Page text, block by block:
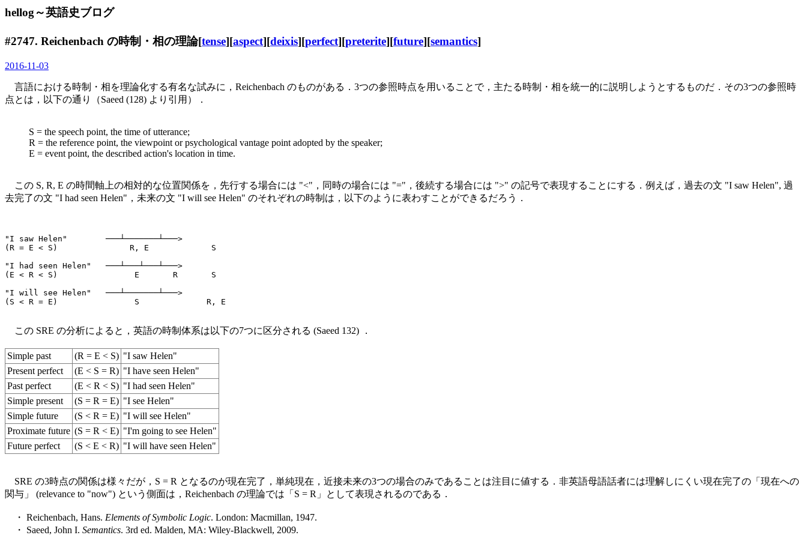
hellog～英語史ブログ
#2747. Reichenbach の時制・相の理論[tense][aspect][deixis][perfect][preterite][future][semantics]
2016-11-03
言語における時制・相を理論化する有名な試みに，Reichenbach のものがある．3つの参照時点を用いることで，主たる時制・相を統一的に説明しようとするものだ．その3つの参照時
点とは，以下の通り（Saeed (128) より引用）．
S = the speech point, the time of utterance;
R = the reference point, the viewpoint or psychological vantage point adopted by the speaker;
E = event point, the described action's location in time.
この S, R, E の時間軸上の相対的な位置関係を，先行する場合には "<"，同時の場合には "="，後続する場合には ">" の記号で表現することにする．例えば，過去の文 "I saw Helen", 過
去完了の文 "I had seen Helen"，未来の文 "I will see Helen" のそれぞれの時制は，以下のように表わすことができるだろう．
"I saw Helen"        ───┴───────┴───>
(R = E < S)               R, E             S
"I had seen Helen"   ───┴───┴───┴───>
(E < R < S)                E       R       S
"I will see Helen"   ───┴───────┴───>
この SRE の分析によると，英語の時制体系は以下の7つに区分される (Saeed 132) ．
Simple past (R = E < S) "I saw Helen"
Present perfect
(E < S = R) "I have seen Helen"
Past perfect
(E < R < S) "I had seen Helen"
Simple present
(S = R = E) "I see Helen"
Simple future
(S < R = E) "I will see Helen"
Proximate future (S = R < E) "I'm going to see Helen"
Future perfect
(S < E < R) "I will have seen Helen"
SRE の3時点の関係は様々だが，S = R となるのが現在完了，単純現在，近接未来の3つの場合のみであることは注目に値する．非英語母語話者には理解しにくい現在完了の「現在への
関与」 (relevance to "now") という側面は，Reichenbach の理論では「S = R」として表現されるのである．
・ Reichenbach, Hans. Elements of Symbolic Logic. London: Macmillan, 1947.
・ Saeed, John I. Semantics. 3rd ed. Malden, MA: Wiley-Blackwell, 2009.